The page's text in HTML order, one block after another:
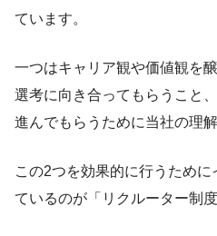
ています。
一つはキャリア観や価値観を
選考に向き合ってもらうこと
進んでもらうために当社の理
この2つを効果的に行うため
ているのが「リクルーター制度